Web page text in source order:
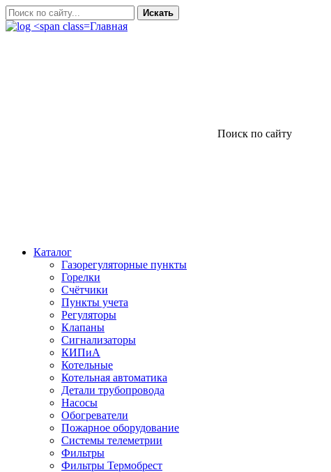
Искать
Главная
Поиск по сайту
Каталог
Газорегуляторные пункты
Горелки
Счётчики
Пункты учета
Регуляторы
Клапаны
Сигнализаторы
КИПиА
Котельные
Котельная автоматика
Детали трубопровода
Насосы
Обогреватели
Пожарное оборудование
Системы телеметрии
Фильтры
Фильтры Термобрест